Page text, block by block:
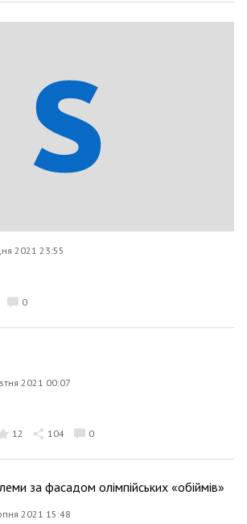
2021 23:55
0
2021 00:07
12 104 0
2021 15:48